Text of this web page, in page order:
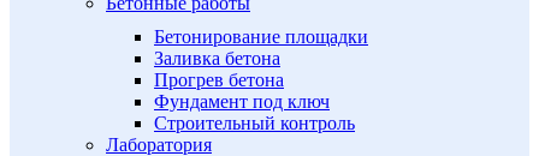
Бетонирование площадки
Заливка бетона
Прогрев бетона
Фундамент под ключ
Строительный контроль
Лаборатория